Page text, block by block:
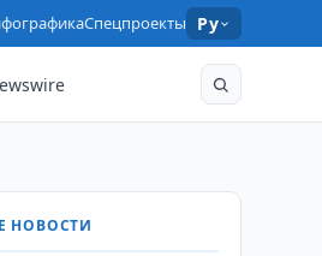
Спецпроекты Ру
НОВОСТИ